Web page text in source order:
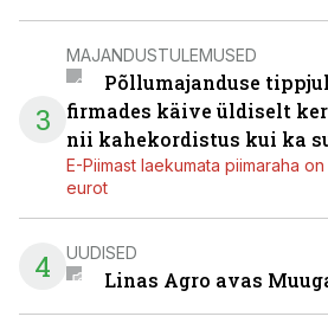
3
MAJANDUSTULEMUSED
Põllumajanduse
firmades käive üldiselt
nii kahekordistus kui ka
E-Piimast laekumata piimaraha
eurot
4 UUDISED
Linas Agro avas